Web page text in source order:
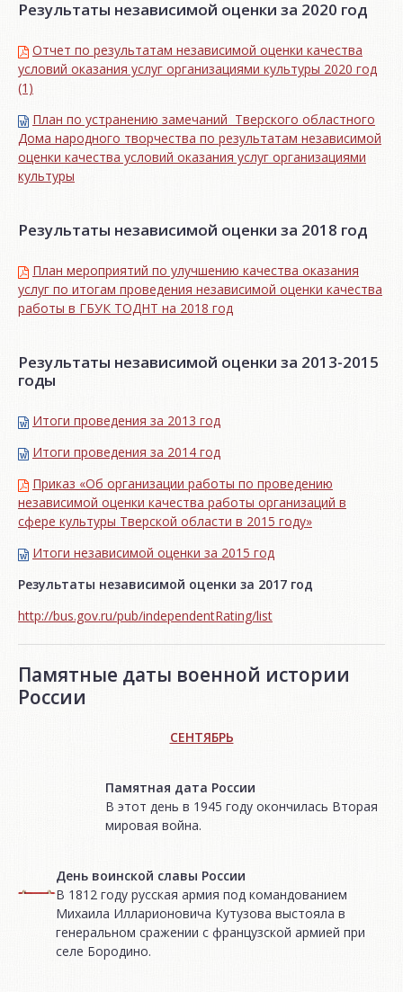
Результаты независимой оценки за 2020 год
Отчет по результатам независимой оценки качества
условий оказания услуг организациями культуры 2020 год
(1)
План по устранению замечаний Тверского областного
Дома народного творчества по результатам независимой
оценки качества условий оказания услуг организациями
культуры
Результаты независимой оценки за 2018 год
План мероприятий по улучшению качества оказания
услуг по итогам проведения независимой оценки качества
работы в ГБУК ТОДНТ на 2018 год
Результаты независимой оценки за 2013-2015
годы
Итоги проведения за 2013 год
Итоги проведения за 2014 год
Приказ «Об организации работы по проведению
независимой оценки качества работы организаций в
сфере культуры Тверской области в 2015 году»
Итоги независимой oценки за 2015 год
Результаты независимой оценки за 2017 год
http://bus.gov.ru/pub/independentRating/list
Памятные даты военной истории
России
СЕНТЯБРЬ
Памятная дата России
В этот день в 1945 году окончилась Вторая
мировая война.
День воинской славы России
В 1812 году русская армия под командованием
Михаила Илларионовича Кутузова выстояла в
генеральном сражении с французской армией при
селе Бородино.